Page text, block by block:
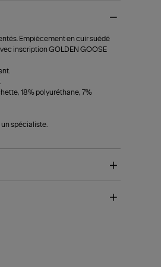
Empiècement en cuir suédé
inscription GOLDEN GOOSE
18% polyuréthane, 7%
spécialiste.